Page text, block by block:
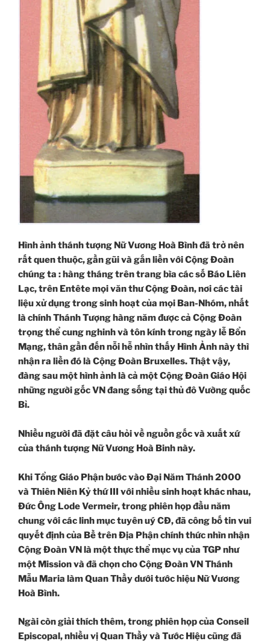
Hình ảnh thánh tượng Nữ Vương Hoà Bình đã trở nên
rất quen thuộc, gần gũi và gắn liền với Cộng Đoàn
chúng ta : hàng tháng trên trang bìa các số Báo Liên
Lạc, trên Entête mọi văn thư Cộng Đoàn, nơi các tài
liệu xử dụng trong sinh hoạt của mọi Ban-Nhóm, nhất
là chính Thánh Tượng hàng năm được cả Cộng Đoàn
trọng thể cung nghinh và tôn kính trong ngày lễ Bổn
Mạng, thân gần đến nỗi hễ nhìn thấy Hình Ảnh này thì
nhận ra liền đó là Cộng Đoàn Bruxelles. Thật vậy,
đàng sau một hình ảnh là cả một Cộng Đoàn Giáo Hội
những người gốc VN đang sống tại thủ đô Vường quốc
Bỉ.
Nhiều người đã đặt câu hỏi về nguồn gốc và xuất xứ
của thánh tượng Nữ Vương Hoà Binh này.
Khi Tổng Giáo Phận bước vào Đại Năm Thánh 2000
và Thiên Niên Kỷ thứ III với nhiều sinh hoạt khác nhau,
Đức Ông Lode Vermeir, trong phiên họp đầu năm
chung với các linh mục tuyên uý CĐ, đã công bố tin vui
quyết định của Bề trên Địa Phận chính thức nhìn nhận
Cộng Đoàn VN là một thực thể mục vụ của TGP như
một Mission và đã chọn cho Cộng Đoàn VN Thánh
Mẫu Maria làm Quan Thầy dưới tước hiệu Nữ Vương
Hoà Bình.
Ngài còn giải thích thêm, trong phiên họp của Conseil
Episcopal, nhiều vị Quan Thầy và Tước Hiệu cũng đã